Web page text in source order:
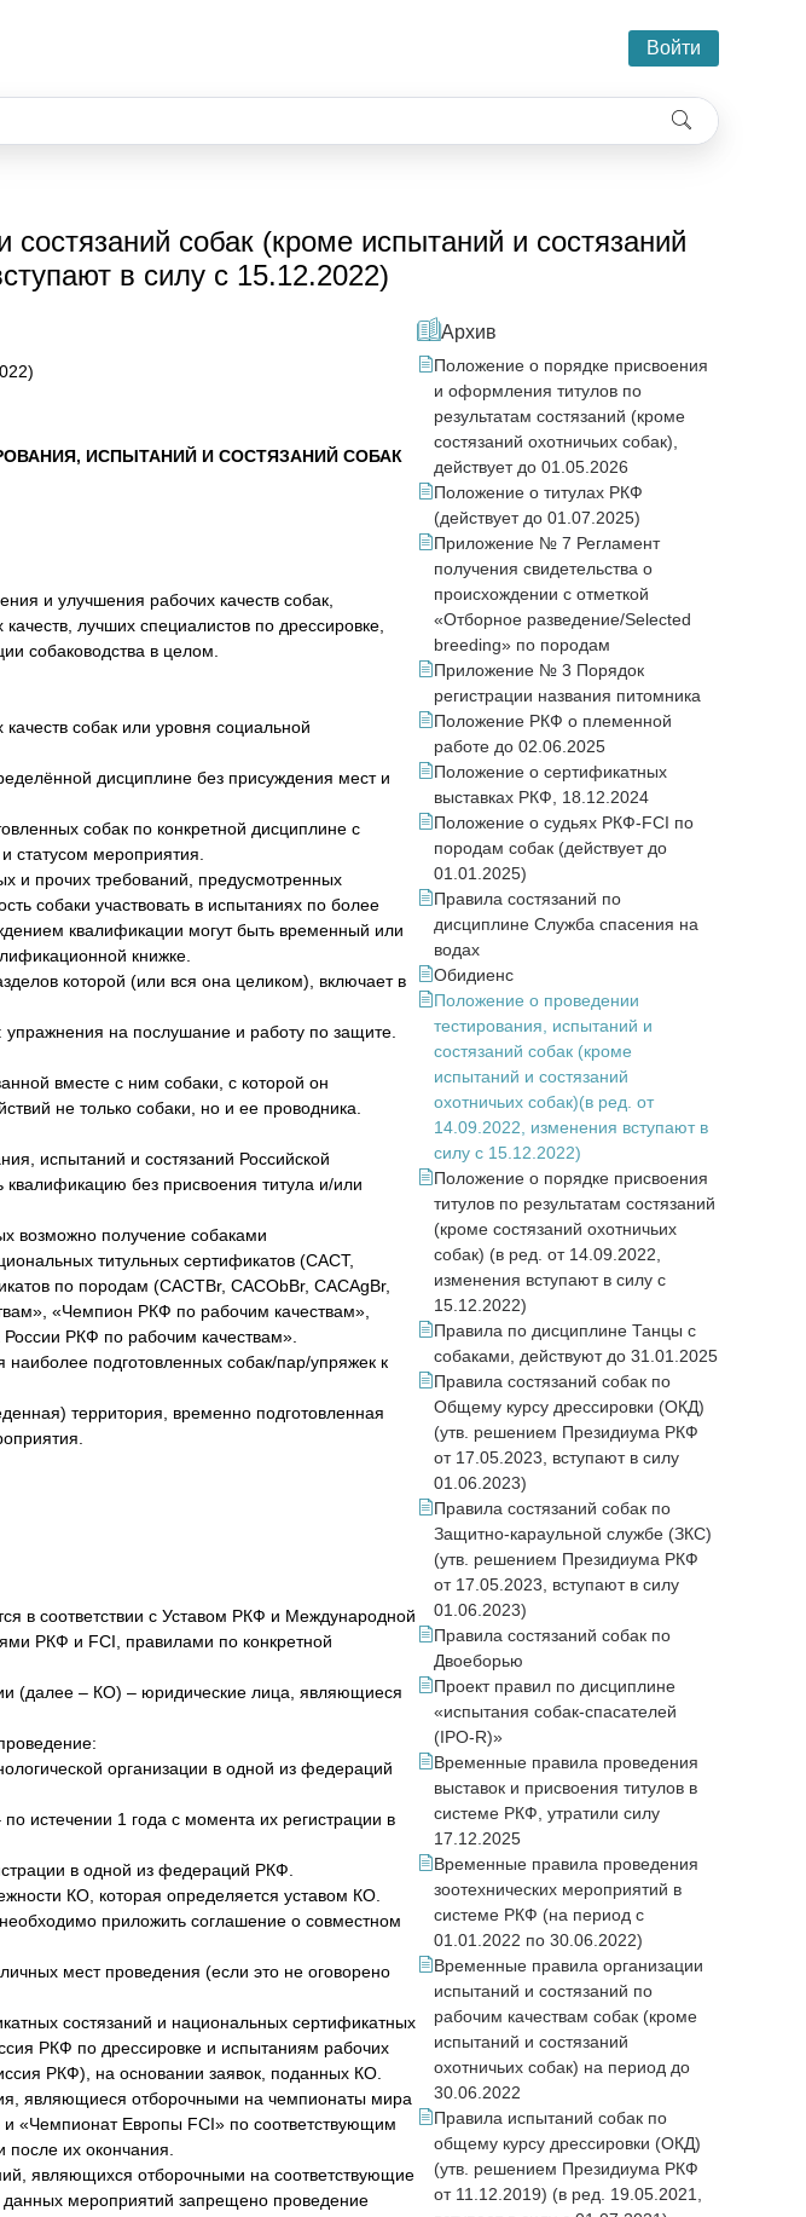
Войти
собак (кроме испытаний и состязаний
в силу с 15.12.2022)
ИСПЫТАНИЙ И СОСТЯЗАНИЙ СОБАК
и улучшения рабочих качеств собак,
лучших специалистов по дрессировке,
собаководства в целом.
собак или уровня социальной
дисциплине без присуждения мест и
собак по конкретной дисциплине с
статусом мероприятия.
и прочих требований, предусмотренных
собаки участвовать в испытаниях по более
квалификации могут быть временный или
книжке.
которой (или вся она целиком), включает в
на послушание и работу по защите.
вместе с ним собаки, с которой он
не только собаки, но и ее проводника.
испытаний и состязаний Российской
без присвоения титула и/или
получение собаками
титульных сертификатов (САСТ,
по породам (САСТBr, САСObBr, CACAgBr,
«Чемпион РКФ по рабочим качествам»,
РКФ по рабочим качествам».
подготовленных собак/пар/упряжек к
территория, временно подготовленная
в соответствии с Уставом РКФ и Международной
РКФ и FCI, правилами по конкретной
(далее – КО) – юридические лица, являющиеся
организации в одной из федераций
истечении 1 года с момента их регистрации в
в одной из федераций РКФ.
КО, которая определяется уставом КО.
приложить соглашение о совместном
мест проведения (если это не оговорено
состязаний и национальных сертификатных
РКФ по дрессировке и испытаниям рабочих
РКФ), на основании заявок, поданных КО.
являющиеся отборочными на чемпионаты мира
«Чемпионат Европы FCI» по соответствующим
их окончания.
являющихся отборочными на соответствующие
мероприятий запрещено проведение
Архив
Положение о порядке присвоения
и оформления титулов по
результатам состязаний (кроме
состязаний охотничьих собак),
действует до 01.05.2026
Положение о титулах РКФ
(действует до 01.07.2025)
Приложение № 7 Регламент
получения свидетельства о
происхождении с отметкой
«Отборное разведение/Selected
breeding» по породам
Приложение № 3 Порядок
регистрации названия питомника
Положение РКФ о племенной
работе до 02.06.2025
Положение о сертификатных
выставках РКФ, 18.12.2024
Положение о судьях РКФ-FCI по
породам собак (действует до
01.01.2025)
Правила состязаний по
дисциплине Служба спасения на
водах
Обидиенс
Положение о проведении
тестирования, испытаний и
состязаний собак (кроме
испытаний и состязаний
охотничьих собак)(в ред. от
14.09.2022, изменения вступают в
силу с 15.12.2022)
Положение о порядке присвоения
титулов по результатам состязаний
(кроме состязаний охотничьих
собак) (в ред. от 14.09.2022,
изменения вступают в силу с
15.12.2022)
Правила по дисциплине Танцы с
собаками, действуют до 31.01.2025
Правила состязаний собак по
Общему курсу дрессировки (ОКД)
(утв. решением Президиума РКФ
от 17.05.2023, вступают в силу
01.06.2023)
Правила состязаний собак по
Защитно-караульной службе (ЗКС)
(утв. решением Президиума РКФ
от 17.05.2023, вступают в силу
01.06.2023)
Правила состязаний собак по
Двоеборью
Проект правил по дисциплине
«испытания собак-спасателей
(IPO-R)»
Временные правила проведения
выставок и присвоения титулов в
системе РКФ, утратили силу
17.12.2025
Временные правила проведения
зоотехнических мероприятий в
системе РКФ (на период с
01.01.2022 по 30.06.2022)
Временные правила организации
испытаний и состязаний по
рабочим качествам собак (кроме
испытаний и состязаний
охотничьих собак) на период до
30.06.2022
Правила испытаний собак по
общему курсу дрессировки (ОКД)
(утв. решением Президиума РКФ
от 11.12.2019) (в ред. 19.05.2021,